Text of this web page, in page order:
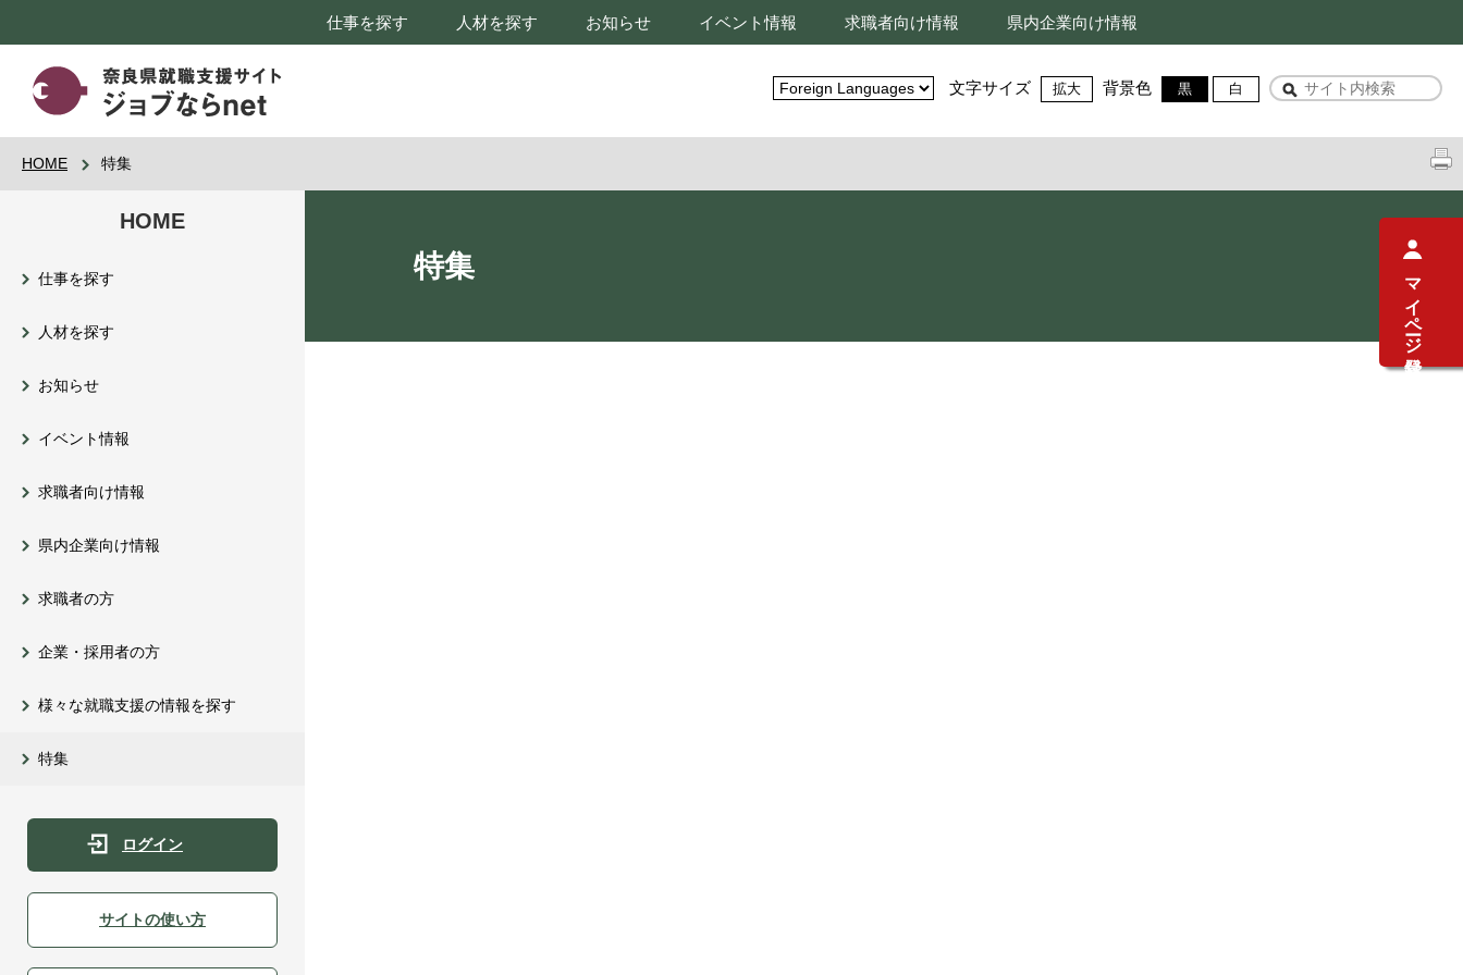
仕事を探す 人材を探す お知らせ イベント情報 求職者向け情報 県内企業向け情報
文字サイズ 拡大 背景色 黒 白
HOME 特集
HOME
仕事を探す
人材を探す
お知らせ
イベント情報
求職者向け情報
県内企業向け情報
求職者の方
企業・採用者の方
様々な就職支援の情報を探す
特集
ログイン
サイトの使い方
特集
マイページ登録